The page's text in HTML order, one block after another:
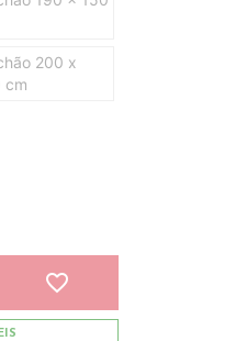
200 x
cm
favorite_border